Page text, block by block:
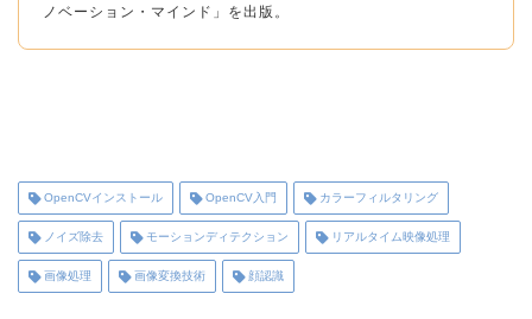
ノベーション・マインド」を出版。
OpenCVインストール OpenCV入門 カラーフィルタリング
ノイズ除去 モーションディテクション リアルタイム映像処理
画像処理 画像変換技術 顔認識